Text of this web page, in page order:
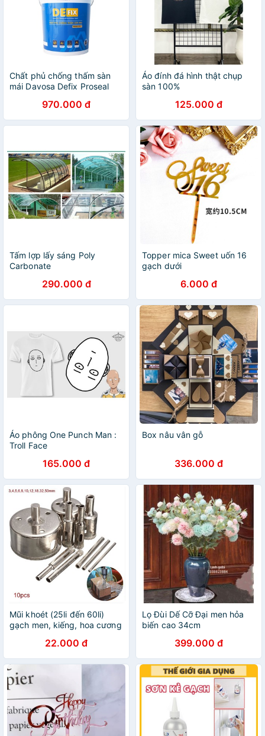
Chất phủ chống thấm sàn
mái Davosa Defix Proseal
970.000 đ
Áo đính đá hình thật chụp
sàn 100%
125.000 đ
Tấm lợp lấy sáng Poly
Carbonate
290.000 đ
Topper mica Sweet uốn 16
gạch dưới
6.000 đ
Áo phông One Punch Man :
Troll Face
165.000 đ
Box nâu vân gỗ
336.000 đ
Mũi khoét (25li đến 60li)
gạch men, kiếng, hoa cương
22.000 đ
Lọ Đùi Dế Cỡ Đại men hỏa
biến cao 34cm
399.000 đ